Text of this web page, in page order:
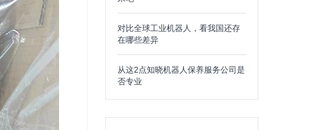
对比全球工业机器人，看我国还存
在哪些差异
从这2点知晓机器人保养服务公司是
否专业